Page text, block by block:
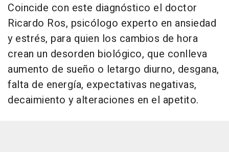
Coincide con este diagnóstico el doctor
Ricardo Ros, psicólogo experto en ansiedad
y estrés, para quien los cambios de hora
crean un desorden biológico, que conlleva
aumento de sueño o letargo diurno, desgana,
falta de energía, expectativas negativas,
decaimiento y alteraciones en el apetito.